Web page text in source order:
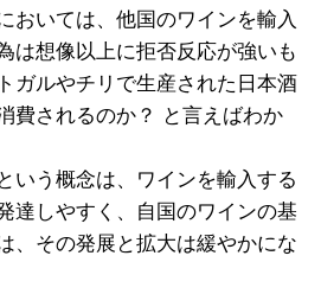
おいては、他国のワインを輸入
は想像以上に拒否反応が強いも
ガルやチリで生産された日本酒
費されるのか？ と言えばわか
いう概念は、ワインを輸入する
達しやすく、自国のワインの基
、その発展と拡大は緩やかにな